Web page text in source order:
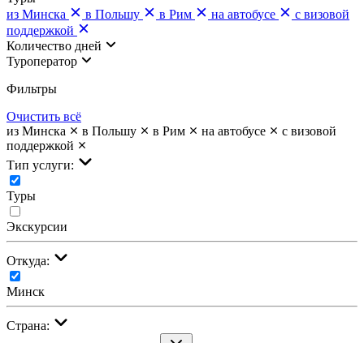
из Минска
в Польшу в Рим на автобусе
с визовой
поддержкой
Количество дней
Туроператор
Фильтры
Очистить всё
из Минска
в Польшу в Рим на автобусе
с визовой
поддержкой
Тип услуги:
Туры
Экскурсии
Откуда:
Минск
Страна: